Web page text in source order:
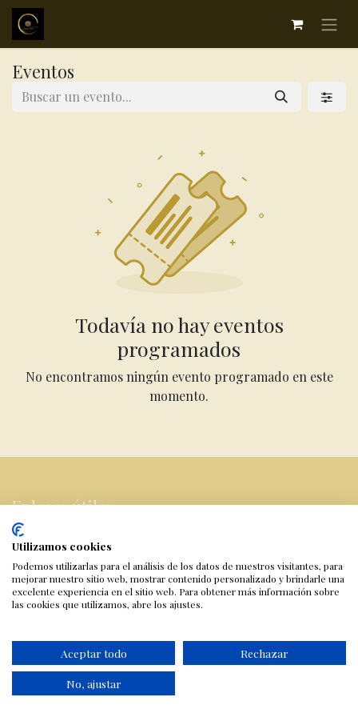
Eventos
Todavía no hay eventos
programados
No encontramos ningún evento programado en este
momento.
Enlaces útiles
Inicio
Tienda online
Aviso legal
Política de cookies
Política de cancelación, devoluciones y reembolsos
Contáctenos
Utilizamos cookies
Podemos utilizarlas para el análisis de los datos de nuestros visitantes, para
mejorar nuestro sitio web, mostrar contenido personalizado y brindarle una
excelente experiencia en el sitio web. Para obtener más información sobre
las cookies que utilizamos, abre los ajustes.
Aceptar todo Rechazar
No, ajustar